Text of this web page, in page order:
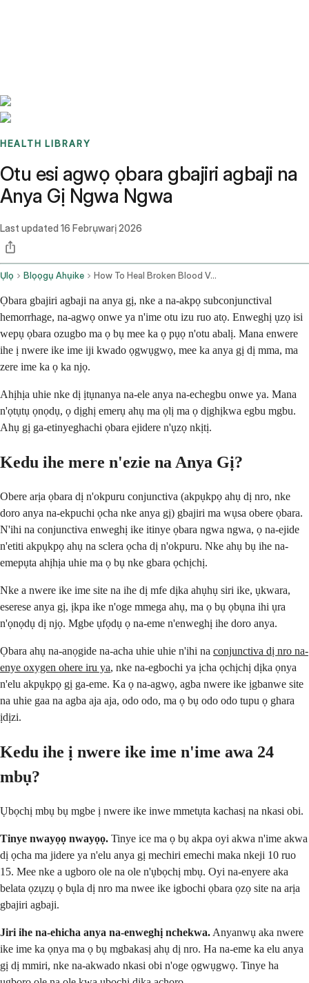
HEALTH LIBRARY
Otu esi agwọ ọbara gbajiri agbaji na
Anya Gị Ngwa Ngwa
Last updated 16 Febrụwarị 2026
Ụlọ Blọọgụ Ahụike How To Heal Broken Blood Vessel In Eye Fast
Ọbara gbajiri agbaji na anya gị, nke a na-akpọ subconjunctival
hemorrhage, na-agwọ onwe ya n'ime otu izu ruo atọ. Enweghị ụzọ isi
wepụ ọbara ozugbo ma ọ bụ mee ka ọ pụọ n'otu abalị. Mana enwere
ihe ị nwere ike ime iji kwado ọgwụgwọ, mee ka anya gị dị mma, ma
zere ime ka ọ ka njọ.
Ahịhịa uhie nke dị ịtụnanya na-ele anya na-echegbu onwe ya. Mana
n'ọtụtụ ọnọdụ, ọ dịghị emerụ ahụ ma ọlị ma ọ dịghịkwa egbu mgbu.
Ahụ gị ga-etinyeghachi ọbara ejidere n'ụzọ nkịtị.
Kedu ihe mere n'ezie na Anya Gị?
Obere arịa ọbara dị n'okpuru conjunctiva (akpụkpọ ahụ dị nro, nke
doro anya na-ekpuchi ọcha nke anya gị) gbajiri ma wụsa obere ọbara.
N'ihi na conjunctiva enweghị ike itinye ọbara ngwa ngwa, ọ na-ejide
n'etiti akpụkpọ ahụ na sclera ọcha dị n'okpuru. Nke ahụ bụ ihe na-
emepụta ahịhịa uhie ma ọ bụ nke gbara ọchịchị.
Nke a nwere ike ime site na ihe dị mfe dịka ahụhụ siri ike, ụkwara,
eserese anya gị, ịkpa ike n'oge mmega ahụ, ma ọ bụ ọbụna ihi ụra
n'ọnọdụ dị njọ. Mgbe ụfọdụ ọ na-eme n'enweghị ihe doro anya.
Ọbara ahụ na-anọgide na-acha uhie uhie n'ihi na conjunctiva dị nro na-
enye oxygen ohere iru ya, nke na-egbochi ya ịcha ọchịchị dịka ọnya
n'elu akpụkpọ gị ga-eme. Ka ọ na-agwọ, agba nwere ike ịgbanwe site
na uhie gaa na agba aja aja, odo odo, ma ọ bụ odo odo tupu ọ ghara
ịdịzi.
Kedu ihe ị nwere ike ime n'ime awa 24
mbụ?
Ụbọchị mbụ bụ mgbe ị nwere ike inwe mmetụta kachasị na nkasi obi.
Tinye nwayọọ nwayọọ. Tinye ice ma ọ bụ akpa oyi akwa n'ime akwa
dị ọcha ma jidere ya n'elu anya gị mechiri emechi maka nkeji 10 ruo
15. Mee nke a ugboro ole na ole n'ụbọchị mbụ. Oyi na-enyere aka
belata ọzụzụ ọ bụla dị nro ma nwee ike igbochi ọbara ọzọ site na arịa
gbajiri agbaji.
Jiri ihe na-ehicha anya na-enweghị nchekwa. Anyanwụ aka nwere
ike ime ka ọnya ma ọ bụ mgbakasị ahụ dị nro. Ha na-eme ka elu anya
gị dị mmiri, nke na-akwado nkasi obi n'oge ọgwụgwọ. Tinye ha